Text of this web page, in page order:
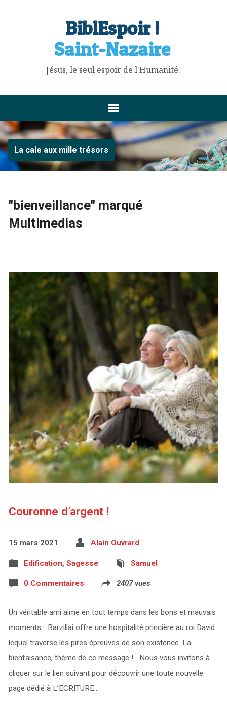
BiblEspoir !
Saint-Nazaire
Jésus, le seul espoir de l'Humanité.
La cale aux mille trésors
"bienveillance" marqué
Multimedias
Couronne d’argent !
15 mars 2021 Alain Ouvrard
Edification, Sagesse Samuel
0 Commentaires 2407 vues
Un véritable ami aime en tout temps dans les bons et mauvais
moments… Barzillai offre une hospitalité princière au roi David
lequel traverse les pires épreuves de son existence. La
bienfaisance, thème de ce message ! Nous vous invitons à
cliquer sur le lien suivant pour découvrir une toute nouvelle
page dédié à L’ECRITURE…